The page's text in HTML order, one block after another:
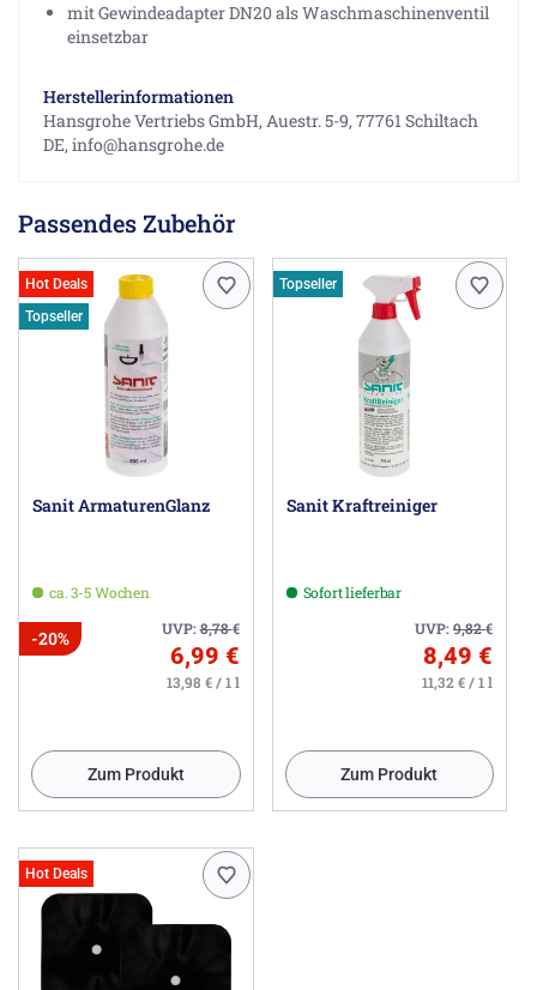
mit Gewindeadapter DN20 als Waschmaschinenventil
einsetzbar
Herstellerinformationen
Hansgrohe Vertriebs GmbH, Auestr. 5-9, 77761 Schiltach
DE, info@hansgrohe.de
Passendes Zubehör
Hot Deals
Topseller
Sanit ArmaturenGlanz
ca. 3-5 Wochen
UVP:8,78€
-20%
6,99 €
13,98 € / 1 l
Zum Produkt
Topseller
Sanit Kraftreiniger
Sofort lieferbar
UVP:9,82€
8,49 €
11,32 € / 1 l
Zum Produkt
Hot Deals